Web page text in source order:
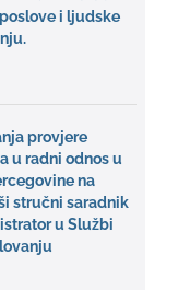
i ljudske
provjere
u radni odnos u
na
stručni saradnik
u Službi